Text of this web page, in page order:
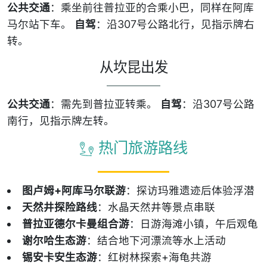
公共交通：乘坐前往普拉亚的合乘小巴，同样在阿库
马尔站下车。 自驾：沿307号公路北行，见指示牌右
转。
从坎昆出发
公共交通：需先到普拉亚转乘。 自驾：沿307号公路
南行，见指示牌左转。
热门旅游路线
图卢姆+阿库马尔联游：探访玛雅遗迹后体验浮潜
天然井探险路线：水晶天然井等景点串联
普拉亚德尔卡曼组合游：日游海滩小镇，午后观龟
谢尔哈生态游：结合地下河漂流等水上活动
锡安卡安生态游：红树林探索+海龟共游